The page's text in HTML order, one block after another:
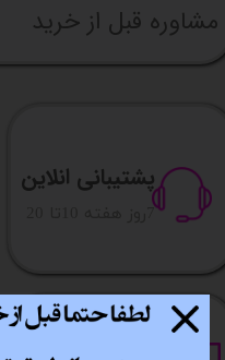
مشاوره قبل از خرید
پشتیبانی انلاین
​7روز هفته 10تا 20